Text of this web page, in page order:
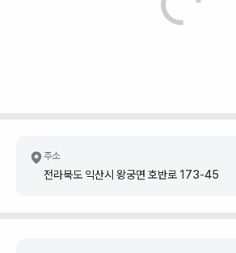
주소
전라북도 익산시 왕궁면 호반로 173-45